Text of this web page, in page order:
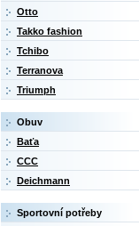
Otto
Takko fashion
Tchibo
Terranova
Triumph
Obuv
Baťa
CCC
Deichmann
Sportovní potřeby